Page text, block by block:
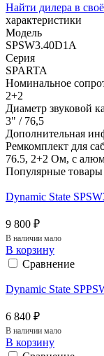
Найти дилера в
характеристики
Модель
SPSW3.40D1A
Серия
SPARTA
Номинальное
2+2
Диаметр звуковой
3" / 76,5
Дополнительная
Ремкомплект для
76.5, 2+2 Ом, с
Популярные товары
Dynamic State
9 800 ₽
В наличии мало
В корзину
Сравнение
Dynamic State
6 840 ₽
В наличии мало
В корзину